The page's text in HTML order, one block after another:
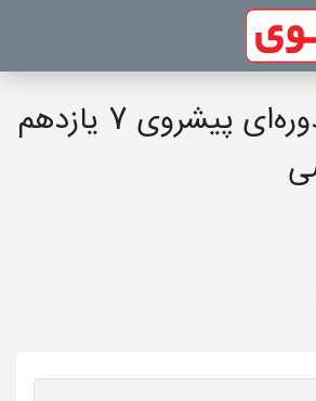
نمونه سوال دوره‌ای پیشروی 7 یازدهم